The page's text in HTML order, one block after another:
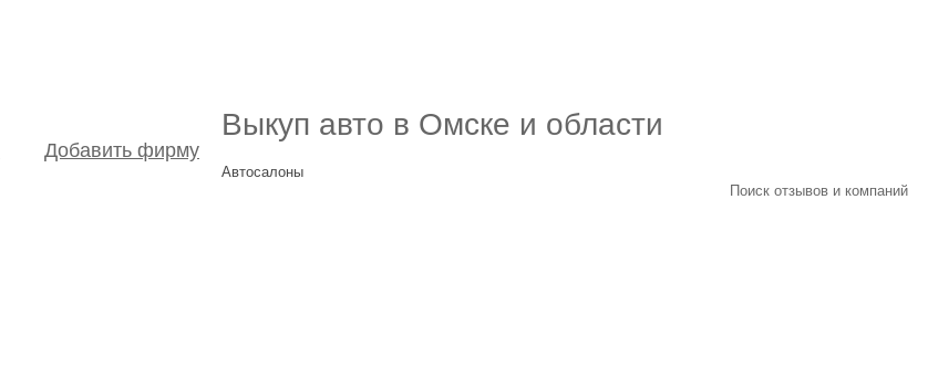
Поиск отзывов и компаний
Добавить фирму
Выкуп авто в Омске и области
Автосалоны